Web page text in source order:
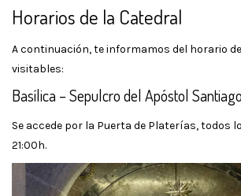
Horarios de la Catedral
A continuación, te informamos del horario
visitables:
Basílica – Sepulcro del Apóstol Santiago
Se accede por la Puerta de Platerías, todos
21:00h.